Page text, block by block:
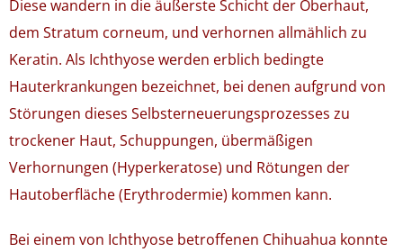
Diese wandern in die äußerste Schicht der Oberhaut,
dem Stratum corneum, und verhornen allmählich zu
Keratin. Als Ichthyose werden erblich bedingte
Hauterkrankungen bezeichnet, bei denen aufgrund von
Störungen dieses Selbsterneuerungsprozesses zu
trockener Haut, Schuppungen, übermäßigen
Verhornungen (Hyperkeratose) und Rötungen der
Hautoberfläche (Erythrodermie) kommen kann.
Bei einem von Ichthyose betroffenen Chihuahua konnte